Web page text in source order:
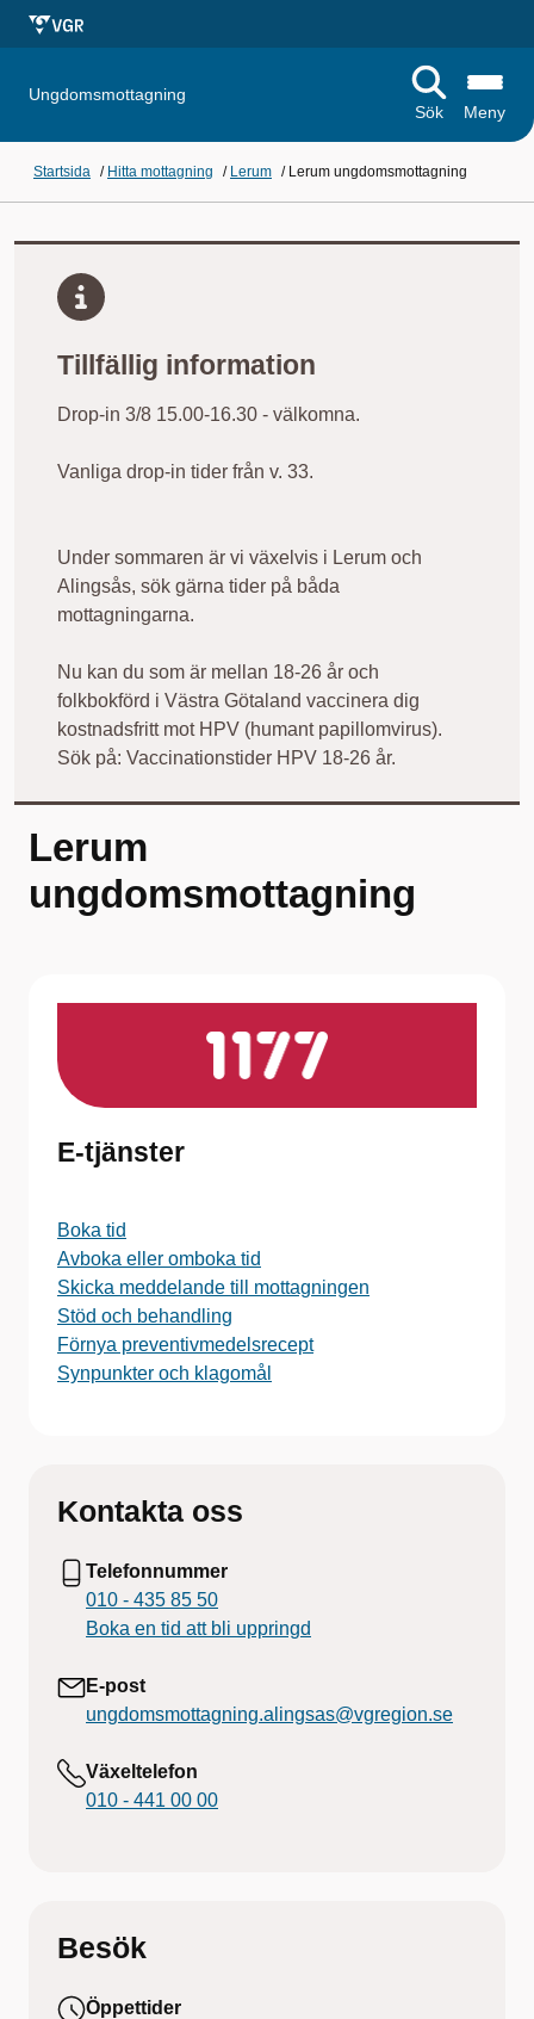
Ungdomsmottagning
Sök
Meny
Startsida / Hitta mottagning / Lerum / Lerum ungdomsmottagning
Tillfällig information
Drop-in 3/8 15.00-16.30 - välkomna.
Vanliga drop-in tider från v. 33.
Under sommaren är vi växelvis i Lerum och
Alingsås, sök gärna tider på båda
mottagningarna.
Nu kan du som är mellan 18-26 år och
folkbokförd i Västra Götaland vaccinera dig
kostnadsfritt mot HPV (humant papillomvirus).
Sök på: Vaccinationstider HPV 18-26 år.
Lerum
ungdomsmottagning
E-tjänster
Boka tid
Avboka eller omboka tid
Skicka meddelande till mottagningen
Stöd och behandling
Förnya preventivmedelsrecept
Synpunkter och klagomål
Kontakta oss
Telefonnummer
010 - 435 85 50
Boka en tid att bli uppringd
E-post
ungdomsmottagning.alingsas@vgregion.se
Växeltelefon
010 - 441 00 00
Besök
Öppettider